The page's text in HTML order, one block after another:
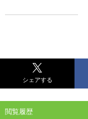
シェアする
閲覧履歴